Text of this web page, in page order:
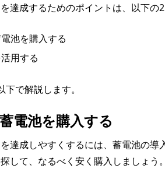
達成するためのポイントは、以下の2
池を購入する
用する
で解説します。
電池を購入する
達成しやすくするには、蓄電池の
して、なるべく安く購入しましょう。